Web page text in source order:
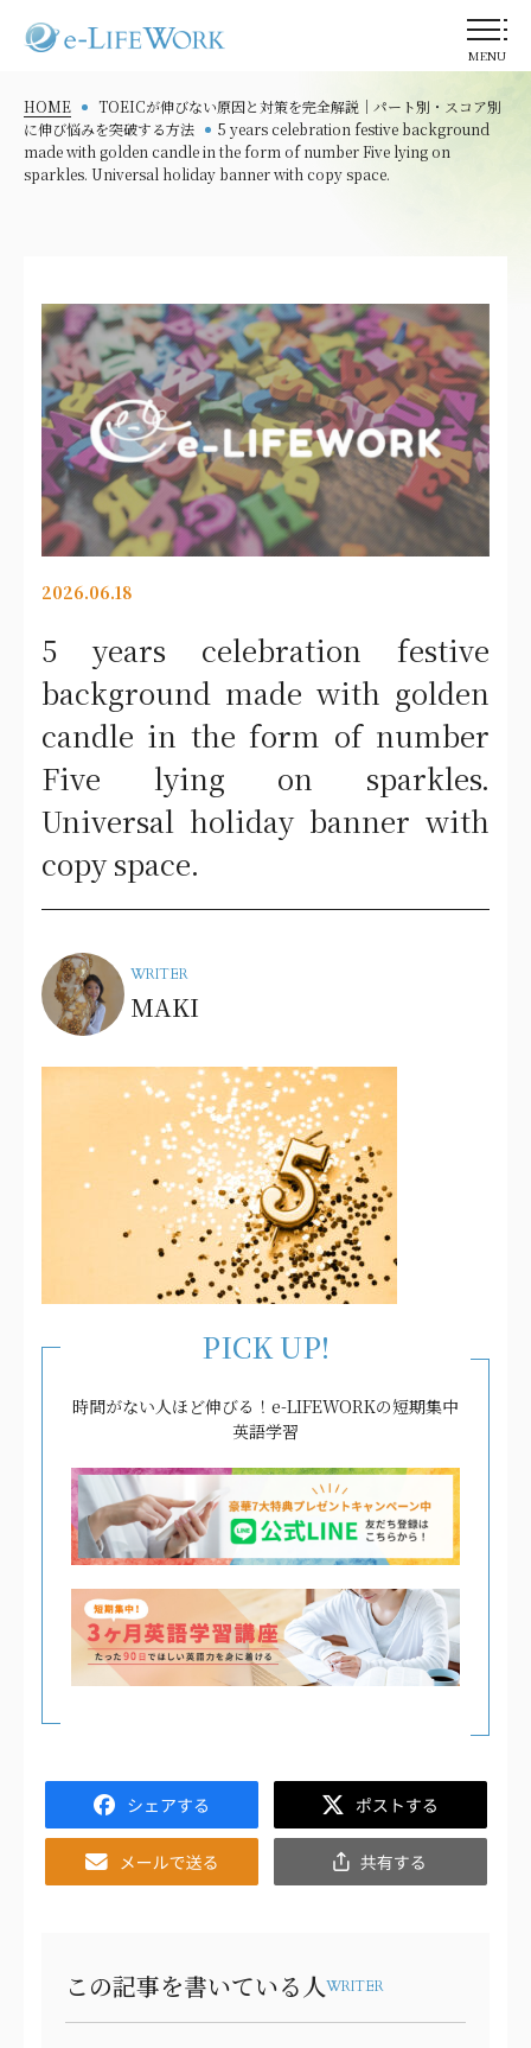
MENU
HOME
TOEICが伸びない原因と対策を完全解説｜パート別・スコア別
に伸び悩みを突破する方法
5 years celebration festive background
made with golden candle in the form of number Five lying on
sparkles. Universal holiday banner with copy space.
2026.06.18
5 years celebration festive
background made with golden
candle in the form of number
Five lying on sparkles.
Universal holiday banner with
copy space.
WRITER
MAKI
PICK UP!
時間がない人ほど伸びる！e-LIFEWORKの短期集中
英語学習
Facebook
Twitter
Email
共
有
この記事を書いている人WRITER